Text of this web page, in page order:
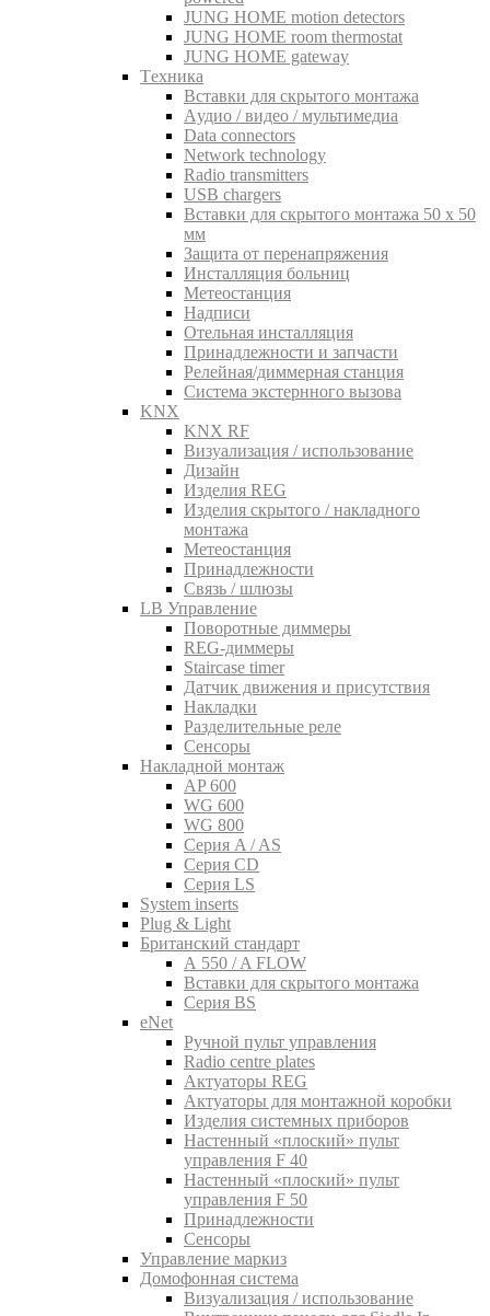
JUNG HOME motion detectors
JUNG HOME room thermostat
JUNG HOME gateway
Tехника
Вставки для скрытого монтажа
Aудио / видео / мультимедиа
Data connectors
Network technology
Radio transmitters
USB chargers
Вставки для скрытого монтажа 50 x 50
мм
Защита от перенапряжения
Инсталляция больниц
Метеостанция
Надписи
Отельная инсталляция
Принадлежности и запчасти
Релейная/диммерная станция
Система экстернного вызова
KNX
KNX RF
Визуализация / использование
Дизайн
Изделия REG
Изделия скрытого / накладного
монтажа
Метеостанция
Принадлежности
Связь / шлюзы
LB Управление
Поворотные диммеры
REG-диммеры
Staircase timer
Датчик движения и присутствия
Накладки
Разделительные реле
Сенсоры
Накладной монтаж
AP 600
WG 600
WG 800
Серия A / AS
Серия CD
Серия LS
System inserts
Plug & Light
Британский стандарт
A 550 / A FLOW
Вставки для скрытого монтажа
Серия BS
eNet
Pучной пульт управления
Radio centre plates
Актуаторы REG
Актуаторы для монтажной коробки
Изделия системных приборов
Настенный «плоский» пульт
управления F 40
Настенный «плоский» пульт
управления F 50
Принадлежности
Сенсоры
Управление маркиз
Домофонная система
Визуализация / использование